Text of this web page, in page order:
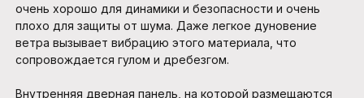
очень хорошо для динамики и безопасности и очень
плохо для защиты от шума. Даже легкое дуновение
ветра вызывает вибрацию этого материала, что
сопровождается гулом и дребезгом.
Внутренняя дверная панель, на которой размещаются